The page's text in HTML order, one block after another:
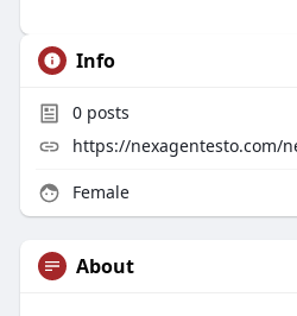
Info
0posts
https://nexagentesto.com/
Female
About